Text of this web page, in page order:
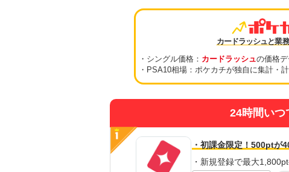
カードラッシュと業
・シングル価格： カードラッシュ の価格
・PSA10相場：ポケカチが独自に集計・
24時間いつ
・初課金限定！500ptが
・新規登録で最大